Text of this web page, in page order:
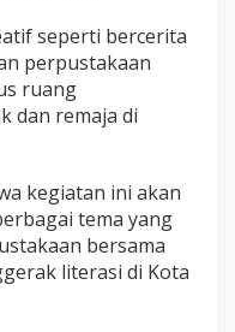
seperti bercerita
perpustakaan
ruang
dan remaja di
kegiatan ini akan
tema yang
bersama
literasi di Kota